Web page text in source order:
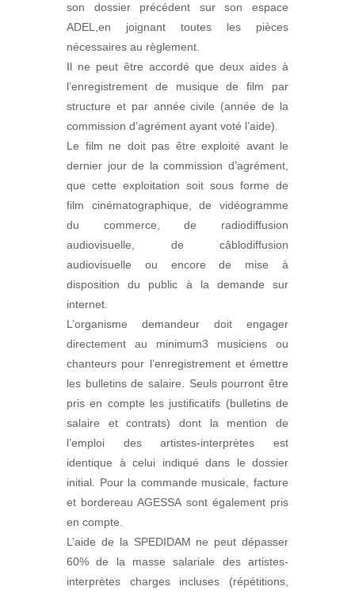
son dossier précédent sur son espace
ADEL,en joignant toutes les pièces
nécessaires au règlement.
Il ne peut être accordé que deux aides à
l’enregistrement de musique de film par
structure et par année civile (année de la
commission d’agrément ayant voté l’aide).
Le film ne doit pas être exploité avant le
dernier jour de la commission d’agrément,
que cette exploitation soit sous forme de
film cinématographique, de vidéogramme
du commerce, de radiodiffusion
audiovisuelle, de câblodiffusion
audiovisuelle ou encore de mise à
disposition du public à la demande sur
internet.
L’organisme demandeur doit engager
directement au minimum3 musiciens ou
chanteurs pour l’enregistrement et émettre
les bulletins de salaire. Seuls pourront être
pris en compte les justificatifs (bulletins de
salaire et contrats) dont la mention de
l’emploi des artistes-interprètes est
identique à celui indiqué dans le dossier
initial. Pour la commande musicale, facture
et bordereau AGESSA sont également pris
en compte.
L’aide de la SPEDIDAM ne peut dépasser
60% de la masse salariale des artistes-
interprètes charges incluses (répétitions,